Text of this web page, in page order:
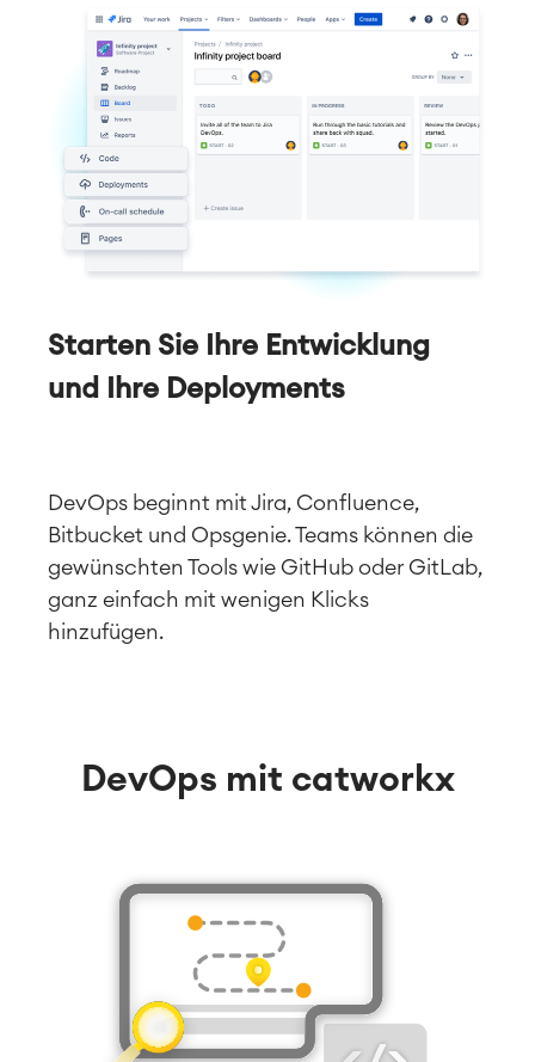
Starten Sie Ihre Entwicklung
und Ihre Deployments
DevOps beginnt mit Jira, Confluence,
Bitbucket und Opsgenie. Teams können die
gewünschten Tools wie GitHub oder GitLab,
ganz einfach mit wenigen Klicks
hinzufügen.
DevOps mit catworkx